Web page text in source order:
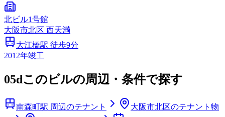
北ビル1号館
大阪市北区 西天満
大江橋駅 徒歩9分
2012年竣工
05dこのビルの周辺・条件で探す
南森町駅 周辺のテナント
大阪市北区のテナント物